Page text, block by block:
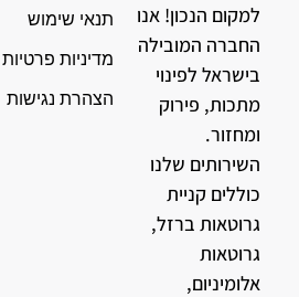
למקום הנכון! אנו
החברה המובילה
בישראל לפינוי
מתכות, פירוק
ומחזור.
השירותים שלנו
כוללים קניית
גרוטאות ברזל,
גרוטאות
אלומיניום,
תנאי שימוש
מדיניות פרטיות
הצהרת נגישות